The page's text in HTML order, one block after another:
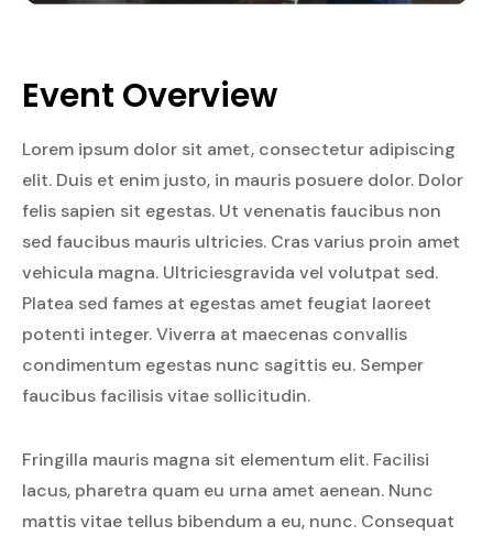
Event Overview
Lorem ipsum dolor sit amet, consectetur adipiscing
elit. Duis et enim justo, in mauris posuere dolor. Dolor
felis sapien sit egestas. Ut venenatis faucibus non
sed faucibus mauris ultricies. Cras varius proin amet
vehicula magna. Ultriciesgravida vel volutpat sed.
Platea sed fames at egestas amet feugiat laoreet
potenti integer. Viverra at maecenas convallis
condimentum egestas nunc sagittis eu. Semper
faucibus facilisis vitae sollicitudin.
Fringilla mauris magna sit elementum elit. Facilisi
lacus, pharetra quam eu urna amet aenean. Nunc
mattis vitae tellus bibendum a eu, nunc. Consequat